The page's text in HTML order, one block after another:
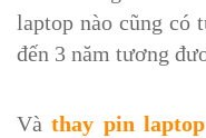
laptop nào cũng có
đến 3 năm tương
Vàthay pin